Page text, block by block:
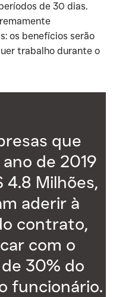
de 30 dias.
os benefícios serão
trabalho durante o
que
de 2019
4.8 Milhões,
aderir à
contrato,
com o
30% do
funcionário.